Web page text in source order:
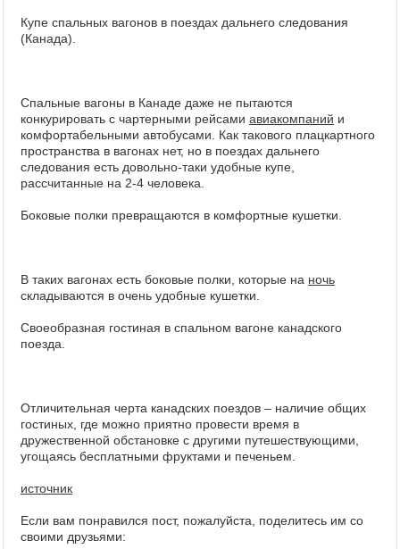
Купе спальных вагонов в поездах дальнего следования
(Канада).
Спальные вагоны в Канаде даже не пытаются
конкурировать с чартерными рейсами авиакомпаний и
комфортабельными автобусами. Как такового плацкартного
пространства в вагонах нет, но в поездах дальнего
следования есть довольно-таки удобные купе,
рассчитанные на 2-4 человека.
Боковые полки превращаются в комфортные кушетки.
В таких вагонах есть боковые полки, которые на ночь
складываются в очень удобные кушетки.
Своеобразная гостиная в спальном вагоне канадского
поезда.
Отличительная черта канадских поездов – наличие общих
гостиных, где можно приятно провести время в
дружественной обстановке с другими путешествующими
угощаясь бесплатными фруктами и печеньем.
источник
Если вам понравился пост, пожалуйста, поделитесь им со
своими друзьями: